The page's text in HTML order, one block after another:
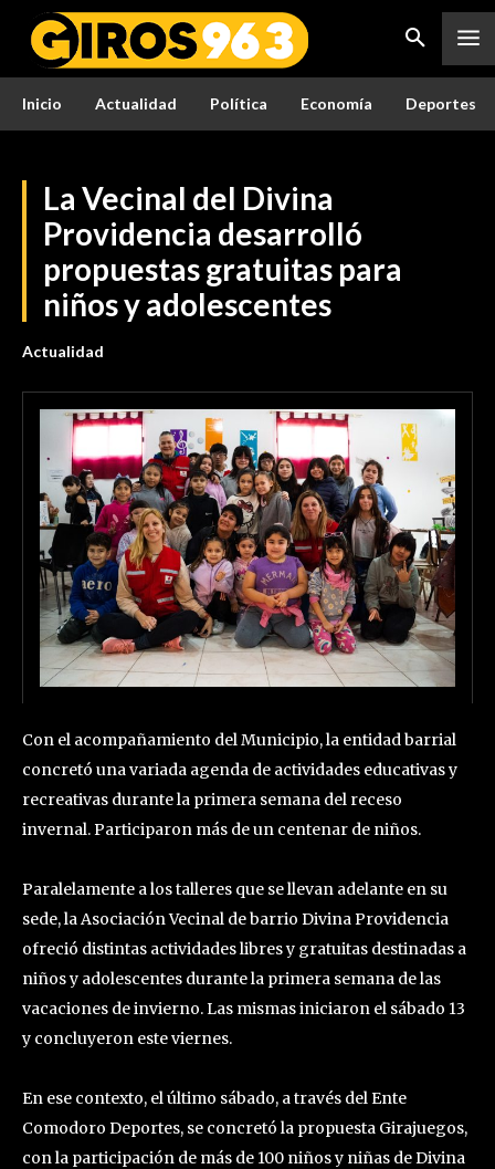
Inicio Actualidad Política Economía Deportes
La Vecinal del Divina
Providencia desarrolló
propuestas gratuitas para
niños y adolescentes
Actualidad
Con el acompañamiento del Municipio, la entidad barrial
concretó una variada agenda de actividades educativas y
recreativas durante la primera semana del receso
invernal. Participaron más de un centenar de niños.
Paralelamente a los talleres que se llevan adelante en su
sede, la Asociación Vecinal de barrio Divina Providencia
ofreció distintas actividades libres y gratuitas destinadas a
niños y adolescentes durante la primera semana de las
vacaciones de invierno. Las mismas iniciaron el sábado 13
y concluyeron este viernes.
En ese contexto, el último sábado, a través del Ente
Comodoro Deportes, se concretó la propuesta Girajuegos,
con la participación de más de 100 niños y niñas de Divina